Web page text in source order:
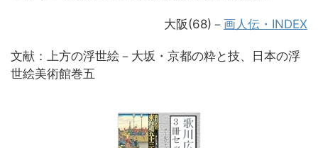
大阪(68)－ 画人伝・INDEX
文献：上方の浮世絵－大坂・京都の粋と技、日本の浮
世絵美術館巻五